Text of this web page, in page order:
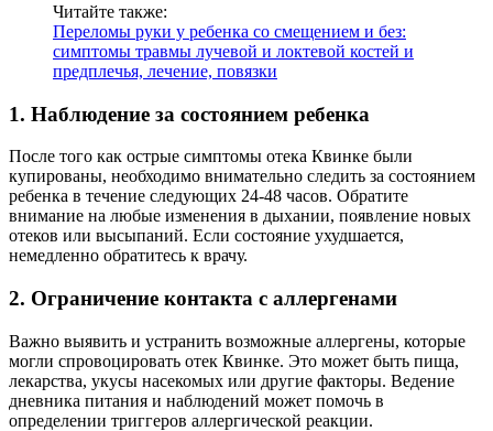
Читайте также:
Переломы руки у ребенка со смещением и без:
симптомы травмы лучевой и локтевой костей и
предплечья, лечение, повязки
1. Наблюдение за состоянием ребенка
После того как острые симптомы отека Квинке были
купированы, необходимо внимательно следить за состоянием
ребенка в течение следующих 24-48 часов. Обратите
внимание на любые изменения в дыхании, появление новых
отеков или высыпаний. Если состояние ухудшается,
немедленно обратитесь к врачу.
2. Ограничение контакта с аллергенами
Важно выявить и устранить возможные аллергены, которые
могли спровоцировать отек Квинке. Это может быть пища,
лекарства, укусы насекомых или другие факторы. Ведение
дневника питания и наблюдений может помочь в
определении триггеров аллергической реакции.